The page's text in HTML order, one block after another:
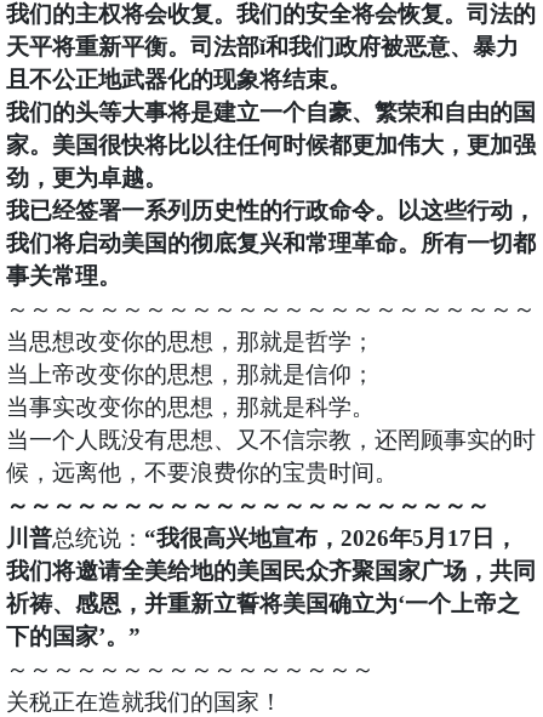
我们的主权将会收复。我们的安全将会恢复。司法的
天平将重新平衡。司法部ǐ和我们政府被恶意、暴力
且不公正地武器化的现象将结束。
我们的头等大事将是建立一个自豪、繁荣和自由的国
家。美国很快将比以往任何时候都更加伟大，更加强
劲，更为卓越。
我已经签署一系列历史性的行政命令。以这些行动，
我们将启动美国的彻底复兴和常理革命。所有一切都
事关常理。
～～～～～～～～～～～～～～～～～～～～～～～
当思想改变你的思想，那就是哲学；
当上帝改变你的思想，那就是信仰；
当事实改变你的思想，那就是科学。
当一个人既没有思想、又不信宗教，还罔顾事实的时
候，远离他，不要浪费你的宝贵时间。
～～～～～～～～～～～～～～～～～～～～～
川普总统说： “我很高兴地宣布，2026年5月17日，
我们将邀请全美给地的美国民众齐聚国家广场，共同
祈祷、感恩，并重新立誓将美国确立为‘一个上帝之
下的国家’。”
～～～～～～～～～～～～～～～～
关税正在造就我们的国家！